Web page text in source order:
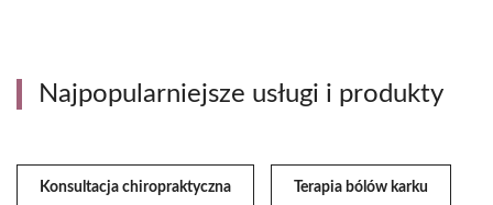
Najpopularniejsze usługi i produkty
Konsultacja chiropraktyczna Terapia bólów karku